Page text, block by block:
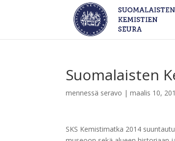
Suomalaisten
mennessä seravo |maalis 10,
SKS Kemistimatka 2014